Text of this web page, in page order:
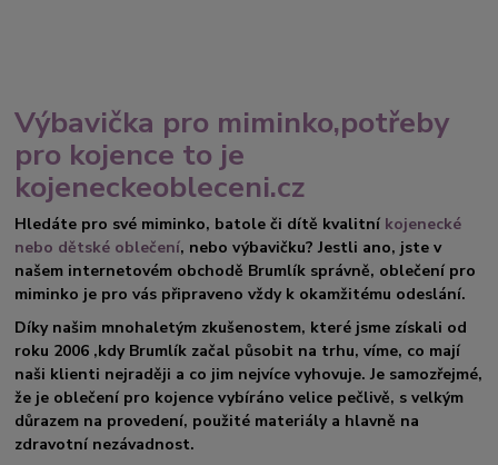
Výbavička pro miminko,potřeby
pro kojence to je
kojeneckeobleceni.cz
Hledáte pro své miminko, batole či dítě kvalitní kojenecké
nebo dětské oblečení, nebo výbavičku? Jestli ano, jste v
našem internetovém obchodě Brumlík správně, oblečení pro
miminko je pro vás připraveno vždy k okamžitému odeslání.
Díky našim mnohaletým zkušenostem, které jsme získali od
roku 2006 ,kdy Brumlík začal působit na trhu, víme, co mají
naši klienti nejraději a co jim nejvíce vyhovuje. Je samozřejmé,
že je oblečení pro kojence vybíráno velice pečlivě, s velkým
důrazem na provedení, použité materiály a hlavně na
zdravotní nezávadnost.